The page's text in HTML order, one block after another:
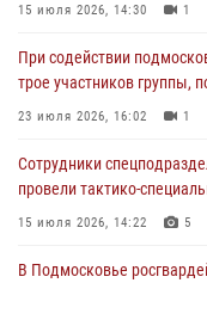
сигналам «Тревога» с
04 августа 2026, 12:15
15 июля 2026, 14:30 1
При содействии
трое участников группы,
23 июля 2026, 16:02 1
Сотрудники
провели тактико-
15 июля 2026, 14:22 5
В Подмосковье